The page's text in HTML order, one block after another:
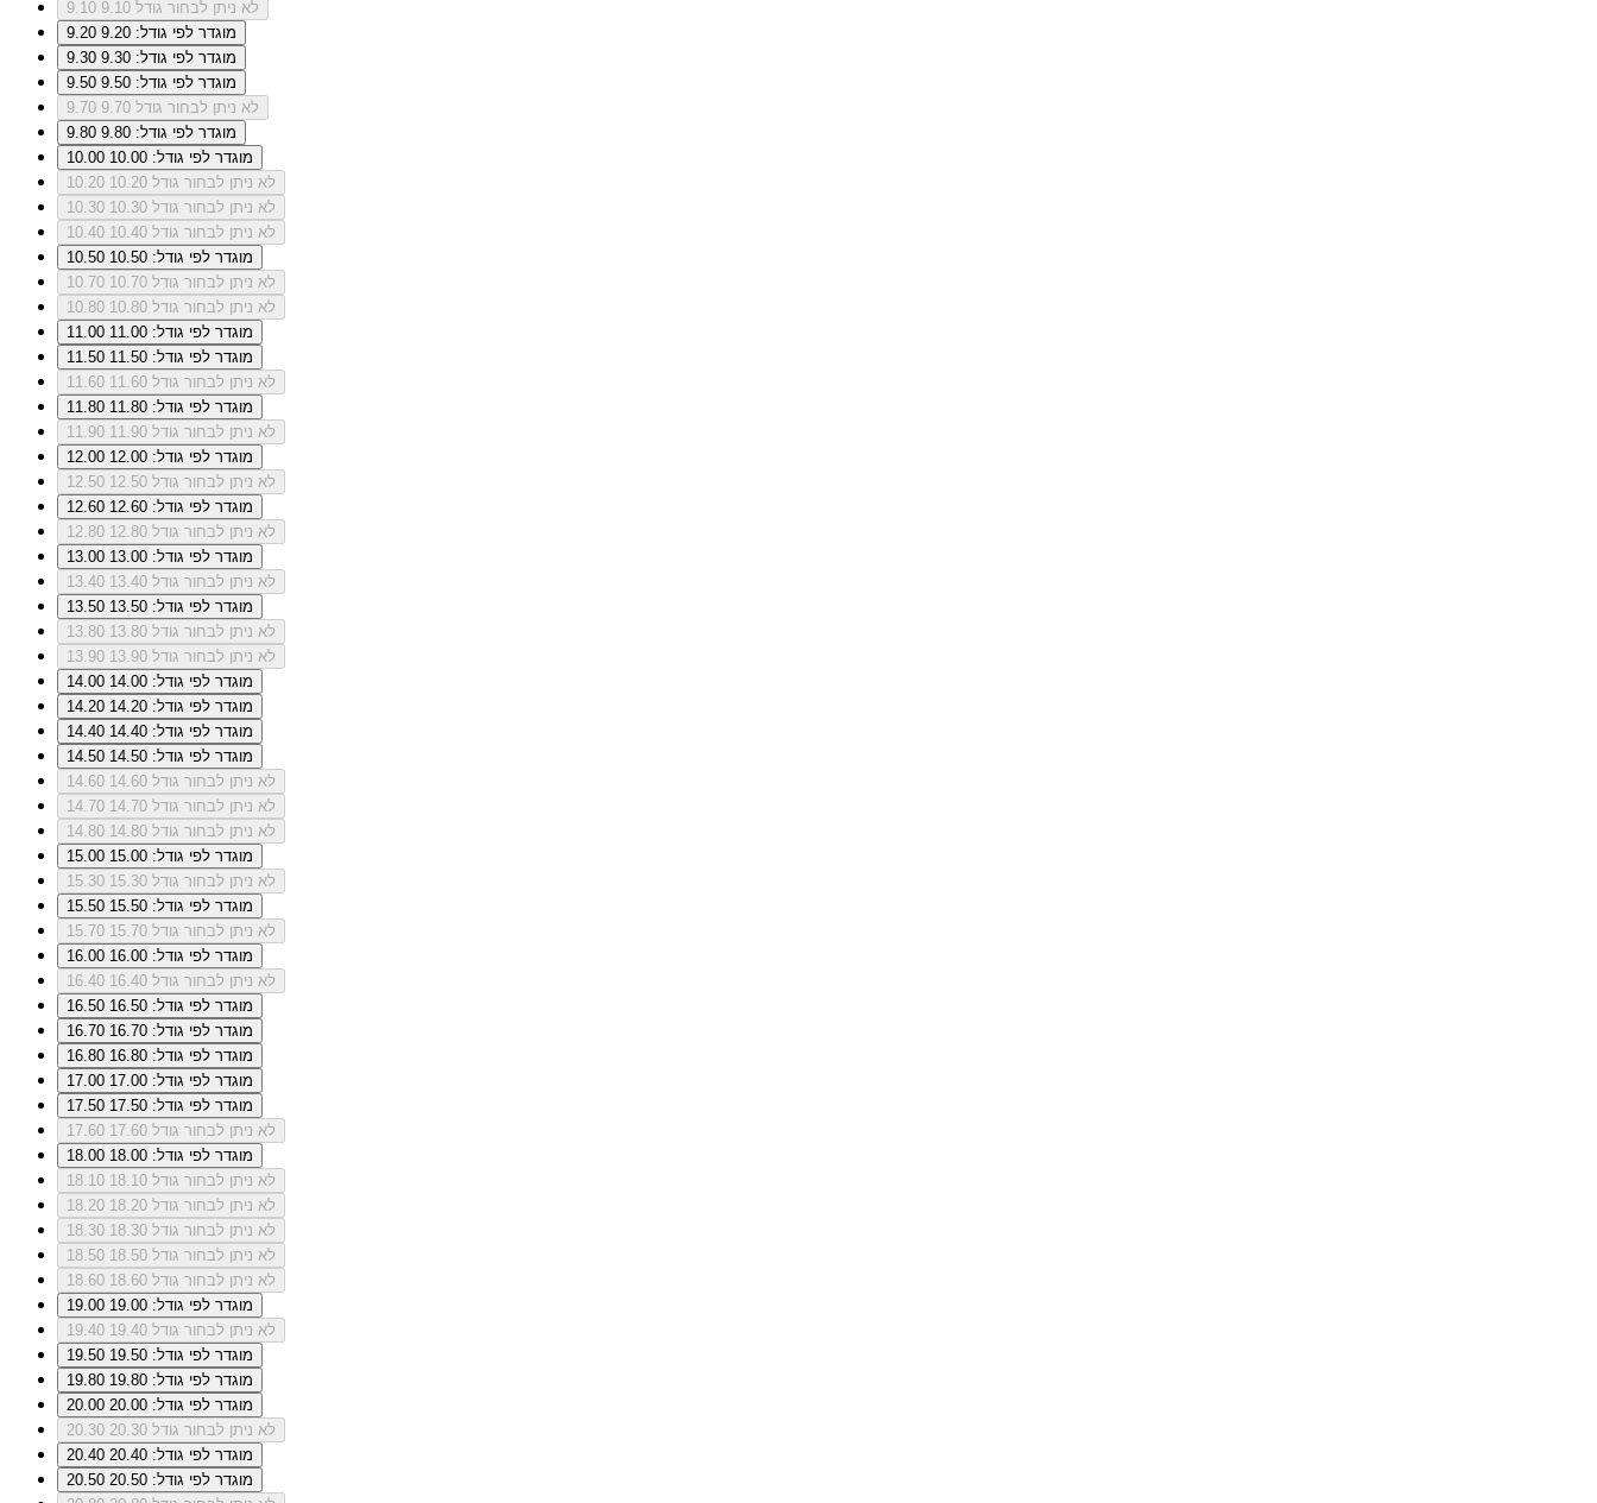
9.10
לא ניתן לבחור גודל 9.10
9.20
מוגדר לפי גודל: 9.20
9.30
מוגדר לפי גודל: 9.30
9.50
מוגדר לפי גודל: 9.50
9.70
לא ניתן לבחור גודל 9.70
9.80
מוגדר לפי גודל: 9.80
10.00
מוגדר לפי גודל: 10.00
10.20
לא ניתן לבחור גודל 10.20
10.30
לא ניתן לבחור גודל 10.30
10.40
לא ניתן לבחור גודל 10.40
10.50
מוגדר לפי גודל: 10.50
10.70
לא ניתן לבחור גודל 10.70
10.80
לא ניתן לבחור גודל 10.80
11.00
מוגדר לפי גודל: 11.00
11.50
מוגדר לפי גודל: 11.50
11.60
לא ניתן לבחור גודל 11.60
11.80
מוגדר לפי גודל: 11.80
11.90
לא ניתן לבחור גודל 11.90
12.00
מוגדר לפי גודל: 12.00
12.50
לא ניתן לבחור גודל 12.50
12.60
מוגדר לפי גודל: 12.60
12.80
לא ניתן לבחור גודל 12.80
13.00
מוגדר לפי גודל: 13.00
13.40
לא ניתן לבחור גודל 13.40
13.50
מוגדר לפי גודל: 13.50
13.80
לא ניתן לבחור גודל 13.80
13.90
לא ניתן לבחור גודל 13.90
14.00
מוגדר לפי גודל: 14.00
14.20
מוגדר לפי גודל: 14.20
14.40
מוגדר לפי גודל: 14.40
14.50
מוגדר לפי גודל: 14.50
14.60
לא ניתן לבחור גודל 14.60
14.70
לא ניתן לבחור גודל 14.70
14.80
לא ניתן לבחור גודל 14.80
15.00
מוגדר לפי גודל: 15.00
15.30
לא ניתן לבחור גודל 15.30
15.50
מוגדר לפי גודל: 15.50
15.70
לא ניתן לבחור גודל 15.70
16.00
מוגדר לפי גודל: 16.00
16.40
לא ניתן לבחור גודל 16.40
16.50
מוגדר לפי גודל: 16.50
16.70
מוגדר לפי גודל: 16.70
16.80
מוגדר לפי גודל: 16.80
17.00
מוגדר לפי גודל: 17.00
17.50
מוגדר לפי גודל: 17.50
17.60
לא ניתן לבחור גודל 17.60
18.00
מוגדר לפי גודל: 18.00
18.10
לא ניתן לבחור גודל 18.10
18.20
לא ניתן לבחור גודל 18.20
18.30
לא ניתן לבחור גודל 18.30
18.50
לא ניתן לבחור גודל 18.50
18.60
לא ניתן לבחור גודל 18.60
19.00
מוגדר לפי גודל: 19.00
19.40
לא ניתן לבחור גודל 19.40
19.50
מוגדר לפי גודל: 19.50
19.80
מוגדר לפי גודל: 19.80
20.00
מוגדר לפי גודל: 20.00
20.30
לא ניתן לבחור גודל 20.30
20.40
מוגדר לפי גודל: 20.40
20.50
מוגדר לפי גודל: 20.50